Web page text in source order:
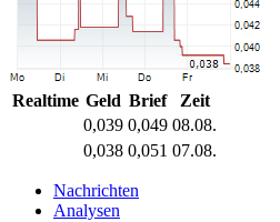
Realtime Geld Brief
Zeit
0,039 0,049 08.08.
0,038 0,051 07.08.
Nachrichten
Analysen